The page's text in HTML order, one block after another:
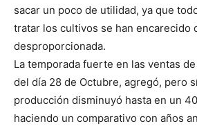
sacar un poco de utilidad, ya que
tratar los cultivos se han encarecido
desproporcionada.
La temporada fuerte en las ventas
del día 28 de Octubre, agregó, pero
producción disminuyó hasta en un
haciendo un comparativo con años